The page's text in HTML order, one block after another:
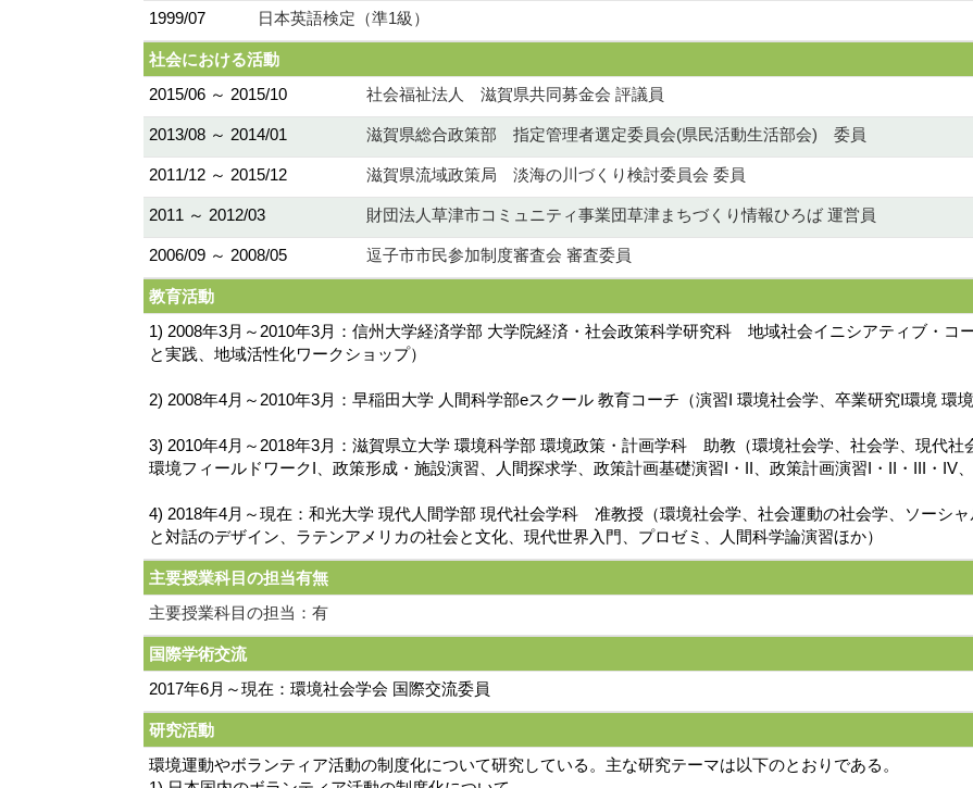
1999/07 日本英語検定（準1級）
社会における活動
2015/06 ～ 2015/10
社会福祉法人 滋賀県共同募金会 評議員
2013/08 ～ 2014/01 滋賀県総合政策部 指定管理者選定委員会(県民活動生活部会) 委員
2011/12 ～ 2015/12 滋賀県流域政策局 淡海の川づくり検討委員会 委員
2011 ～ 2012/03 財団法人草津市コミュニティ事業団草津まちづくり情報ひろば 運営員
2006/09 ～ 2008/05 逗子市市民参加制度審査会 審査委員
教育活動
1) 2008年3月～2010年3月：信州大学経済学部 大学院経済・社会政策科学研究科 地域社会イニシアティブ・
と実践、地域活性化ワークショップ）
2) 2008年4月～2010年3月：早稲田大学 人間科学部eスクール 教育コーチ（演習I 環境社会学、卒業研究I環境 環境
3) 2010年4月～2018年3月：滋賀県立大学 環境科学部 環境政策・計画学科 助教（環境社会学、社会学、現代社
環境フィールドワークI、政策形成・施設演習、人間探求学、政策計画基礎演習I・II、政策計画演習I・II・III・IV
4) 2018年4月～現在：和光大学 現代人間学部 現代社会学科 准教授（環境社会学、社会運動の社会学、ソーシ
と対話のデザイン、ラテンアメリカの社会と文化、現代世界入門、プロゼミ、人間科学論演習ほか）
主要授業科目の担当有無
主要授業科目の担当：有
国際学術交流
2017年6月～現在：環境社会学会 国際交流委員
研究活動
環境運動やボランティア活動の制度化について研究している。主な研究テーマは以下のとおりである。